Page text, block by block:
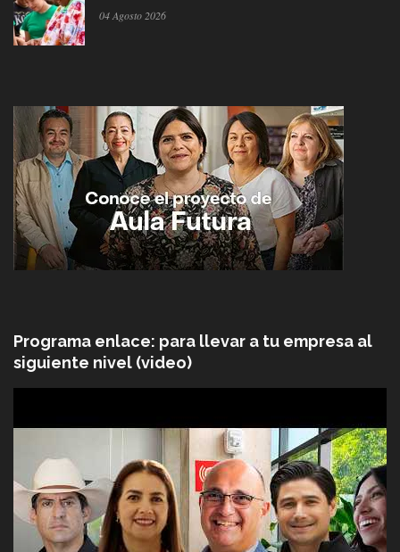
04 Agosto 2026
Programa enlace: para llevar a tu empresa al
siguiente nivel (video)